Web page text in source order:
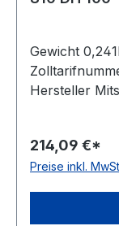
Gewicht
Hersteller
Material
DIN 5296
214,09 €*
Preise inkl.